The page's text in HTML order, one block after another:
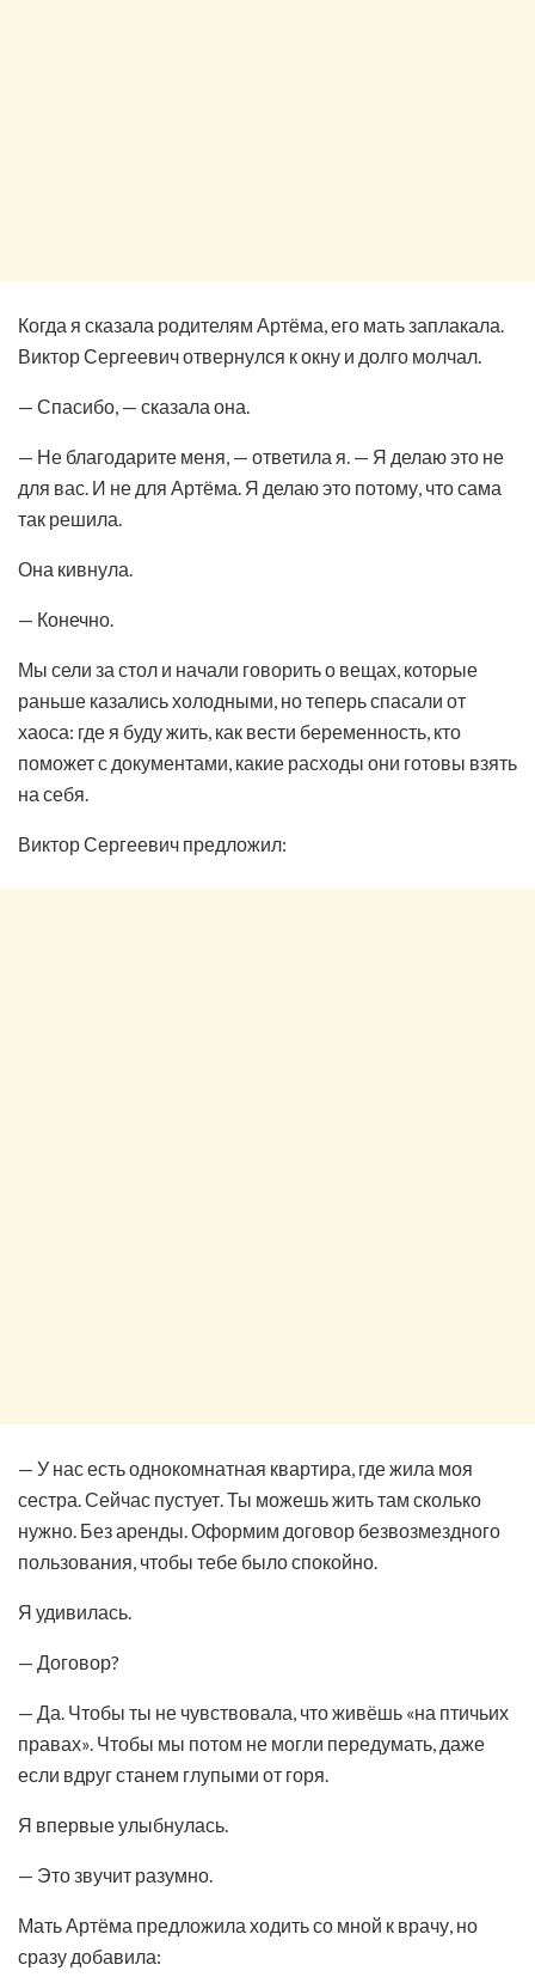
Когда я сказала родителям Артёма, его мать заплакала.
Виктор Сергеевич отвернулся к окну и долго молчал.
— Спасибо, — сказала она.
— Не благодарите меня, — ответила я. — Я делаю это не
для вас. И не для Артёма. Я делаю это потому, что сама
так решила.
Она кивнула.
— Конечно.
Мы сели за стол и начали говорить о вещах, которые
раньше казались холодными, но теперь спасали от
хаоса: где я буду жить, как вести беременность, кто
поможет с документами, какие расходы они готовы взять
на себя.
Виктор Сергеевич предложил:
— У нас есть однокомнатная квартира, где жила моя
сестра. Сейчас пустует. Ты можешь жить там сколько
нужно. Без аренды. Оформим договор безвозмездного
пользования, чтобы тебе было спокойно.
Я удивилась.
— Договор?
— Да. Чтобы ты не чувствовала, что живёшь «на птичьих
правах». Чтобы мы потом не могли передумать, даже
если вдруг станем глупыми от горя.
Я впервые улыбнулась.
— Это звучит разумно.
Мать Артёма предложила ходить со мной к врачу, но
сразу добавила: